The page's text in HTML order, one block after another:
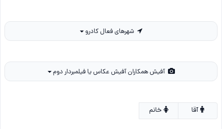
آفیش همکاران آفیش عکاس یا فیلمبردار دوم
خانم